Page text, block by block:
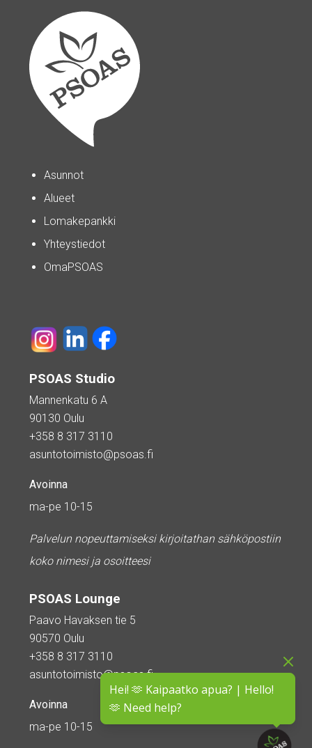
Hei! 🫶 Kaipaatko apua? | Hello!
🫶 Need help?
Asunnot
Alueet
Lomakepankki
Yhteystiedot
OmaPSOAS
PSOAS Studio
Mannenkatu 6 A
90130 Oulu
+358 8 317 3110
asuntotoimisto@psoas.fi
Avoinna
ma-pe 10-15
Palvelun nopeuttamiseksi kirjoitathan sähköpostiin
koko nimesi ja osoitteesi
PSOAS Lounge
Paavo Havaksen tie 5
90570 Oulu
+358 8 317 3110
asuntotoimisto@psoas.fi
Avoinna
ma-pe 10-15